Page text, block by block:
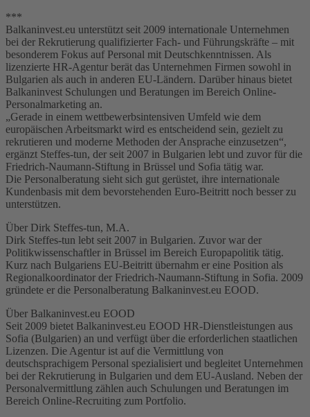
***
Balkaninvest.eu unterstützt seit 2009 internationale Unternehmen
bei der Rekrutierung qualifizierter Fach- und Führungskräfte – mit
besonderem Fokus auf Personal mit Deutschkenntnissen. Als
lizenzierte HR-Agentur berät das Unternehmen Firmen sowohl in
Bulgarien als auch in anderen EU-Ländern. Darüber hinaus bietet
Balkaninvest Schulungen und Beratungen im Bereich Online-
Personalmarketing an.
„Gerade in einem wettbewerbsintensiven Umfeld wie dem
europäischen Arbeitsmarkt wird es entscheidend sein, gezielt zu
rekrutieren und moderne Methoden der Ansprache einzusetzen“,
ergänzt Steffes-tun, der seit 2007 in Bulgarien lebt und zuvor für die
Friedrich-Naumann-Stiftung in Brüssel und Sofia tätig war.
Die Personalberatung sieht sich gut gerüstet, ihre internationale
Kundenbasis mit dem bevorstehenden Euro-Beitritt noch besser zu
unterstützen.
Über Dirk Steffes-tun, M.A.
Dirk Steffes-tun lebt seit 2007 in Bulgarien. Zuvor war der
Politikwissenschaftler in Brüssel im Bereich Europapolitik tätig.
Kurz nach Bulgariens EU-Beitritt übernahm er eine Position als
Regionalkoordinator der Friedrich-Naumann-Stiftung in Sofia. 2009
gründete er die Personalberatung Balkaninvest.eu EOOD.
Über Balkaninvest.eu EOOD
Seit 2009 bietet Balkaninvest.eu EOOD HR-Dienstleistungen aus
Sofia (Bulgarien) an und verfügt über die erforderlichen staatlichen
Lizenzen. Die Agentur ist auf die Vermittlung von
deutschsprachigem Personal spezialisiert und begleitet Unternehmen
bei der Rekrutierung in Bulgarien und dem EU-Ausland. Neben der
Personalvermittlung zählen auch Schulungen und Beratungen im
Bereich Online-Recruiting zum Portfolio.